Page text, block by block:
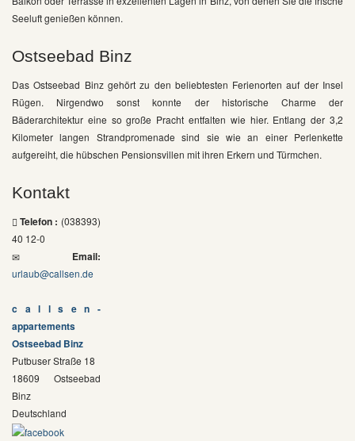
Seeluft genießen können.
Ostseebad Binz
Das Ostseebad Binz gehört zu den beliebtesten Ferienorten auf der Insel
Rügen. Nirgendwo sonst konnte der historische Charme der
Bäderarchitektur eine so große Pracht entfalten wie hier. Entlang der 3,2
Kilometer langen Strandpromenade sind sie wie an einer Perlenkette
aufgereiht, die hübschen Pensionsvillen mit ihren Erkern und Türmchen.
Kontakt
Telefon : (038393)
40 12-0
Email:
urlaub@callsen.de
c a l l s e n -
appartements
Ostseebad Binz
Putbuser Straße 18
18609
Ostseebad
Binz
Deutschland